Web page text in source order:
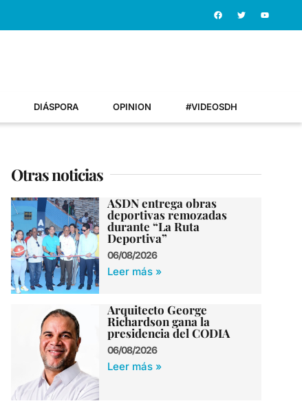
DIÁSPORA OPINION #VIDEOSDH
Otras noticias
ASDN entrega obras
deportivas remozadas
durante “La Ruta
Deportiva”
06/08/2026
Leer más »
Arquitecto George
Richardson gana la
presidencia del CODIA
06/08/2026
Leer más »